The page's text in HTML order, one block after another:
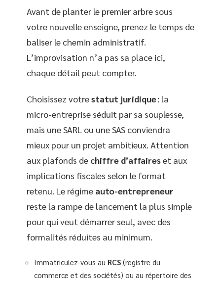
Avant de planter le premier arbre sous
votre nouvelle enseigne, prenez le temps de
baliser le chemin administratif.
L’improvisation n’a pas sa place ici,
chaque détail peut compter.
Choisissez votrestatut juridique: la
micro-entreprise séduit par sa souplesse,
mais une SARL ou une SAS conviendra
mieux pour un projet ambitieux. Attention
aux plafonds de chiffre d’affaireset aux
implications fiscales selon le format
retenu. Le régime auto-entrepreneur
reste la rampe de lancement la plus simple
pour qui veut démarrer seul, avec des
formalités réduites au minimum.
Immatriculez-vous au RCS (registre du
commerce et des sociétés) ou au répertoire des